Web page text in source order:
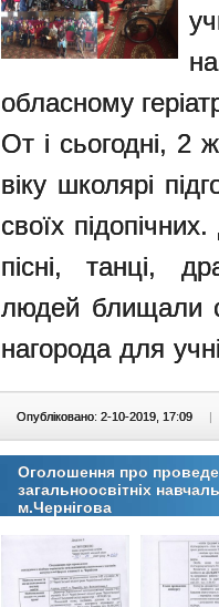
обласному
От і сьогодні, 2
віку школярі
своїх підопічних.
пісні, танці,
людей блищали
нагорода для
Опубліковано: 2-10-2019, 17:09 |
Оголошення про
загальноосвітніх
м.Чернігова